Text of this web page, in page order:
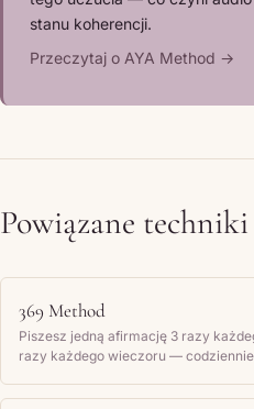
stanu koherencji.
Przeczytaj o AYA Method →
Powiązane techniki
369 Method
Piszesz jedną afirmację 3 razy
razy każdego wieczoru —